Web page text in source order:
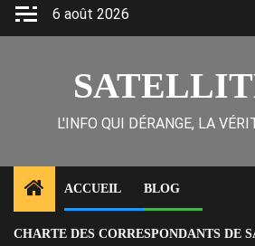
Skip
6 août 2026
L'INFO QUI DÉRANGE, LA
ACCUEIL BLOG
CHARTE DES CORRESPONDANTS DE
Home
Actu